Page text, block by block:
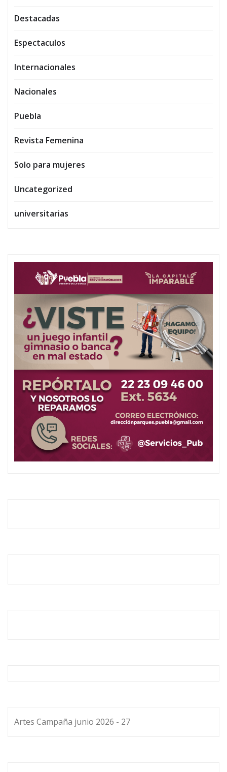
Destacadas
Espectaculos
Internacionales
Nacionales
Puebla
Revista Femenina
Solo para mujeres
Uncategorized
universitarias
Artes Campaña junio 2026 - 27